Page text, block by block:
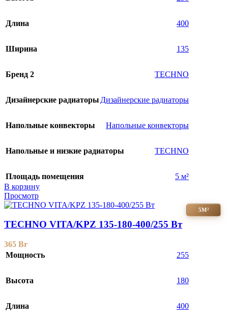
Длина 400
Ширина 135
Бренд 2 TECHNO
Дизайнерские радиаторы Дизайнерские радиаторы
Напольные конвекторы Напольные конвекторы
Напольные и низкие радиаторы TECHNO
Площадь помещения
5 м²
В корзину
Просмотр
5М²
TECHNO VITA/KPZ 135-180-400/255 Вт
365 Br
Мощность
255
Высота 180
Длина 400